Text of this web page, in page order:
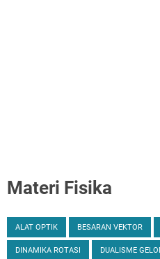
Materi Fisika
ALAT OPTIK BESARAN VEKTOR
DINAMIKA ROTASI DUALISME